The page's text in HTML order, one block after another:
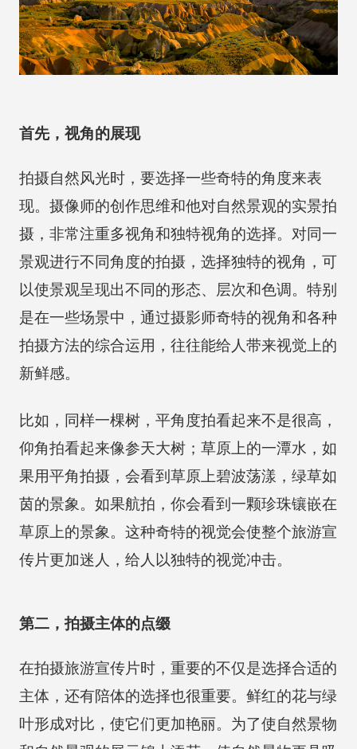
首先，视角的展现
拍摄自然风光时，要选择一些奇特的角度来表
现。摄像师的创作思维和他对自然景观的实景拍
摄，非常注重多视角和独特视角的选择。对同一
景观进行不同角度的拍摄，选择独特的视角，可
以使景观呈现出不同的形态、层次和色调。特别
是在一些场景中，通过摄影师奇特的视角和各种
拍摄方法的综合运用，往往能给人带来视觉上的
新鲜感。
比如，同样一棵树，平角度拍看起来不是很高，
仰角拍看起来像参天大树；草原上的一潭水，如
果用平角拍摄，会看到草原上碧波荡漾，绿草如
茵的景象。如果航拍，你会看到一颗珍珠镶嵌在
草原上的景象。这种奇特的视觉会使整个旅游宣
传片更加迷人，给人以独特的视觉冲击。
第二，拍摄主体的点缀
在拍摄旅游宣传片时，重要的不仅是选择合适的
主体，还有陪体的选择也很重要。鲜红的花与绿
叶形成对比，使它们更加艳丽。为了使自然景物